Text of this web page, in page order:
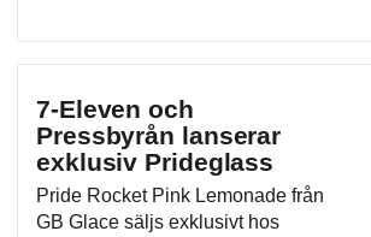
7-Eleven och
Pressbyrån lanserar
exklusiv Prideglass
Pride Rocket Pink Lemonade från
GB Glace säljs exklusivt hos